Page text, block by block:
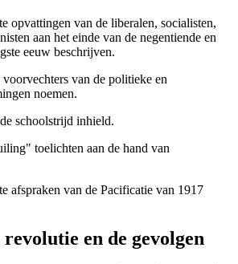
opvattingen van de liberalen, socialisten,
aan het einde van de negentiende en
eeuw beschrijven.
van de politieke en
noemen.
schoolstrijd inhield.
toelichten aan de hand van
afspraken van de Pacificatie van 1917
en de gevolgen